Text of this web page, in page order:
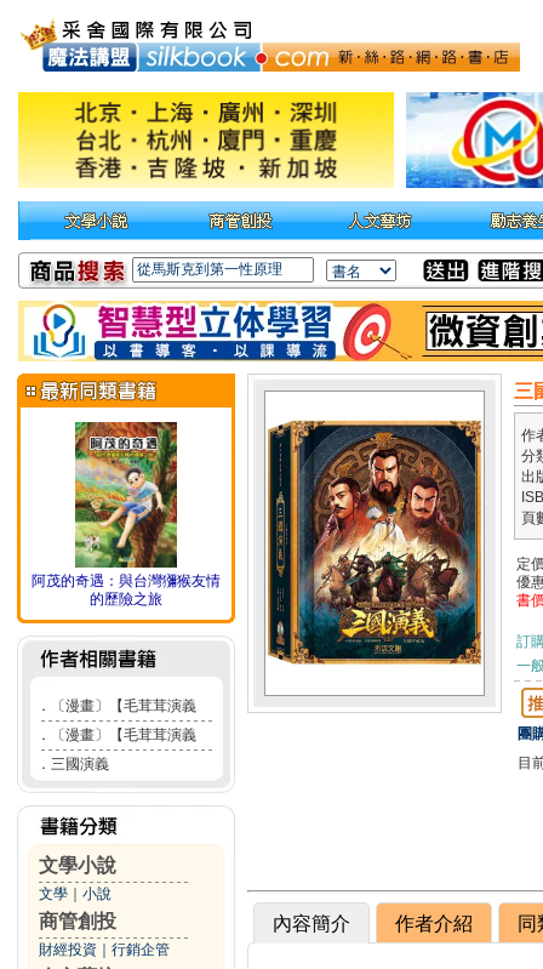
阿茂的奇遇：與台灣獼猴友情
的歷險之旅
．
〔漫畫〕【毛茸茸演義
．
〔漫畫〕【毛茸茸演義
． 三國演義
文學小說
文學 小說
商管創投
財經投資 行銷企管
三
作
分
出
頁
定
優
書
訂
一
團
目
內容簡介 作者介紹 同